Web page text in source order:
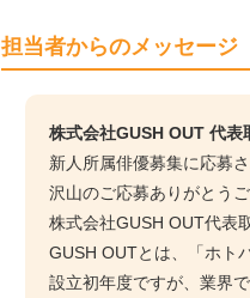
担当者からのメッセージ
株式会社GUSH OUT 代
新人所属俳優募集に応募
沢山のご応募ありがとうご
株式会社GUSH OUT代表
GUSH OUTとは、「ホト
設立初年度ですが、業界